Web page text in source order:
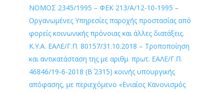
ΝΟΜΟΣ 2345/1995 – ΦΕΚ 213/Α/12-10-1995 –
Οργανωμένες Υπηρεσίες παροχής προστασίας από
φορείς κοινωνικής πρόνοιας και άλλες διατάξεις.
Κ.Υ.Α. ΕΑΛΕ/Γ.Π. 80157/31.10.2018 – Τροποποίηση
και αντικατάσταση της με αριθμ. πρωτ. ΕΑΛΕ/Γ.Π.
46846/19-6-2018 (Β΄ 2315) κοινής υπουργικής
απόφασης, με περιεχόμενο «Ενιαίος Κανονισμός